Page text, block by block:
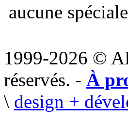
aucune
1999-2026 ©
réservés. - À
\ design +